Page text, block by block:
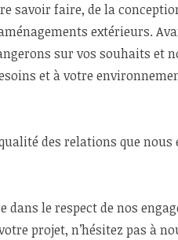
savoir faire, de la
extérieurs.
sur vos souhaits et
et à votre
des relations que nous
le respect de nos
projet, n’hésitez pas à